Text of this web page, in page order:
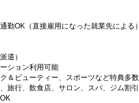
勤OK（直接雇用になった就業先による）
遣）
ション利用可能
＆ビューティー、スポーツなど特典多数
旅行、飲食店、サロン、スパ、ジム割引